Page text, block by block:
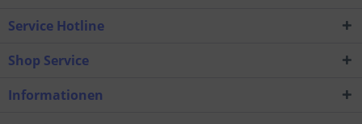
Service Hotline
Shop Service
Informationen